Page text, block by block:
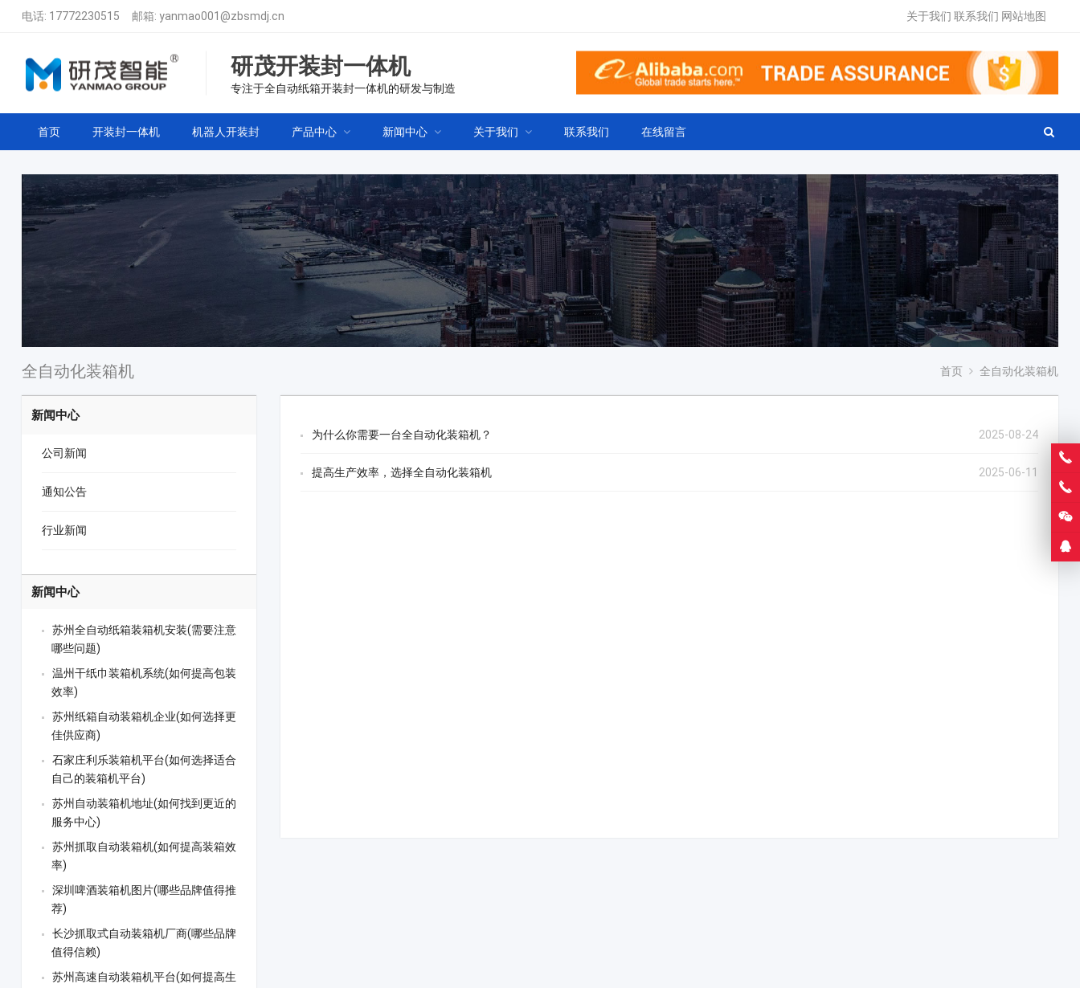
电话: 17772230515 邮箱: yanmao001@zbsmdj.cn 关于我们 联系我们 网站地图
研茂开装封一体机
专注于全自动纸箱开装封一体机的研发与制造
首页 开装封一体机 机器人开装封 产品中心 新闻中心 关于我们 联系我们 在线留言
全自动化装箱机 首页 全自动化装箱机
2025-08-24
为什么你需要一台全自动化装箱机？
2025-06-11
提高生产效率，选择全自动化装箱机
新闻中心
公司新闻
通知公告
行业新闻
新闻中心
苏州全自动纸箱装箱机安装(需要注意
哪些问题)
温州干纸巾装箱机系统(如何提高包装
效率)
苏州纸箱自动装箱机企业(如何选择更
佳供应商)
石家庄利乐装箱机平台(如何选择适合
自己的装箱机平台)
苏州自动装箱机地址(如何找到更近的
服务中心)
苏州抓取自动装箱机(如何提高装箱效
率)
深圳啤酒装箱机图片(哪些品牌值得推
荐)
长沙抓取式自动装箱机厂商(哪些品牌
值得信赖)
苏州高速自动装箱机平台(如何提高生